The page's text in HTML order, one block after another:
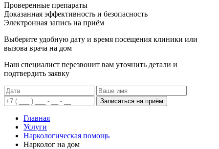
Проверенные препараты
Доказанная эффективность и безопасность
Электронная запись на приём
Выберите удобную дату и время посещения клиники или
вызова врача на дом
Наш специалист перезвонит вам уточнить детали и
подтвердить заявку
Записаться на приём
Главная
Услуги
Наркологическая помощь
Нарколог на дом